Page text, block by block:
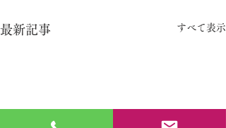
最新記事 すべて表示